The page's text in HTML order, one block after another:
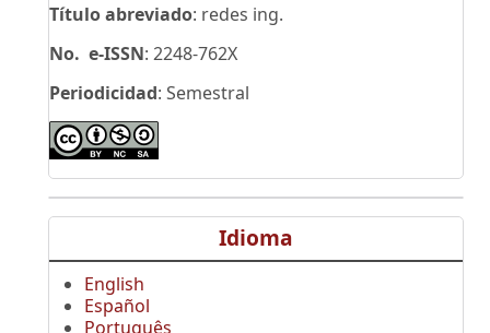
Título abreviado: redes ing.
No. e-ISSN: 2248-762X
Periodicidad: Semestral
Idioma
English
Español
Português